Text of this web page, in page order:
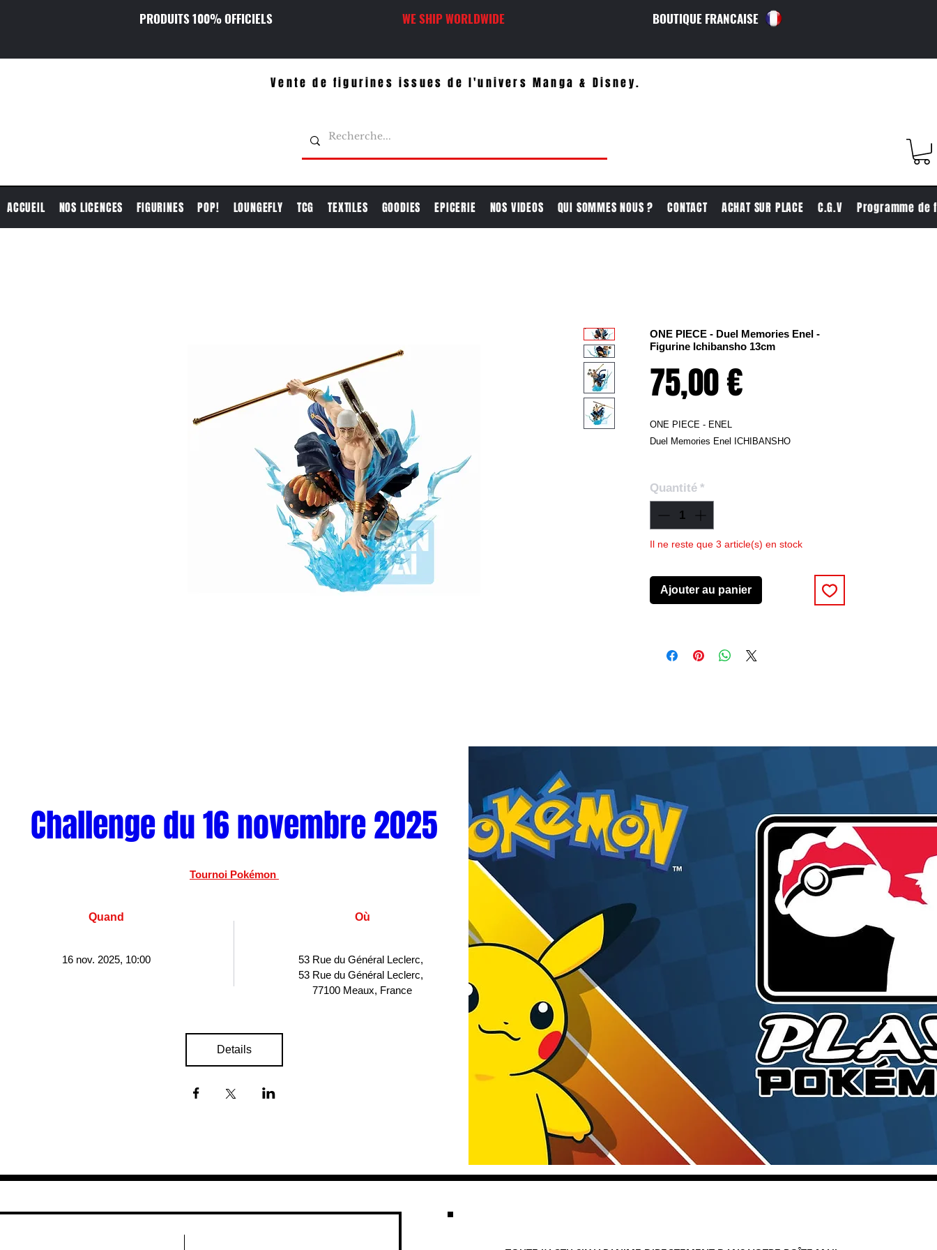
PRODUITS 100% OFFICIELS WE SHIP WORLDWIDE BOUTIQUE FRANCAISE
Vente de figurines issues de l'univers Manga & Disney.
ACCUEIL NOS LICENCES FIGURINES POP! LOUNGEFLY TCG TEXTILES GOODIES EPICERIE NOS VIDEOS QUI SOMMES NOUS ? CONTACT ACHAT SUR PLACE C.G.V Programme de
ONE PIECE - Duel Memories Enel -
Figurine Ichibansho 13cm
75,00 €
ONE PIECE - ENEL
Duel Memories Enel ICHIBANSHO
Quantité *
Il ne reste que 3 article(s) en stock
Ajouter au panier
Challenge du 16 novembre 2025
Tournoi Pokémon
Quand
16 nov. 2025, 10:00
Où
53 Rue du Général Leclerc,
53 Rue du Général Leclerc,
77100 Meaux, France
Details